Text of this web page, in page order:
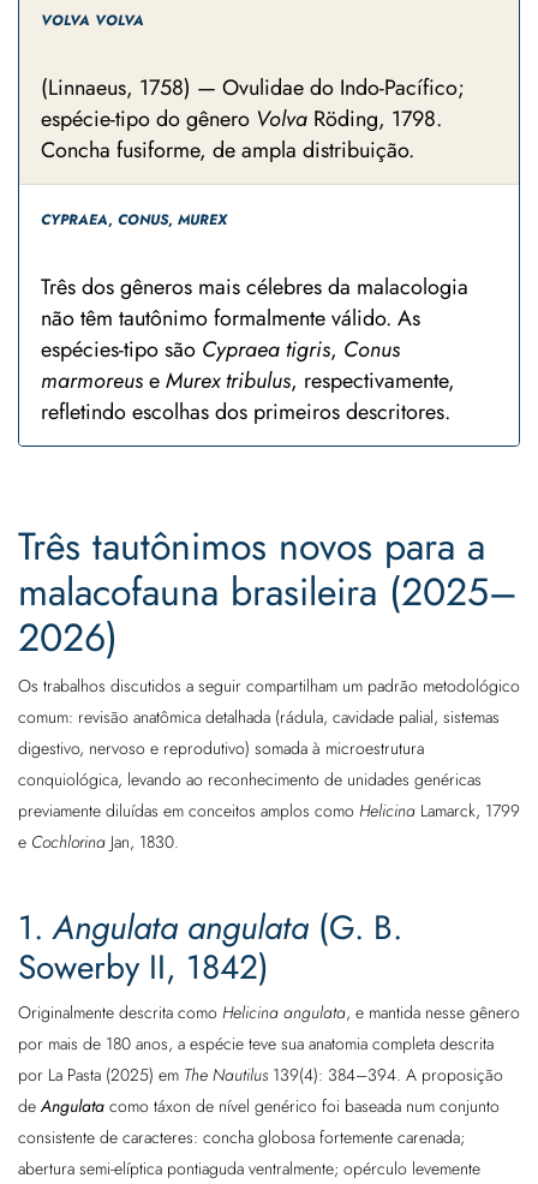
VOLVA VOLVA
(Linnaeus, 1758) — Ovulidae do Indo-Pacífico;
espécie-tipo do gênero Volva Röding, 1798.
Concha fusiforme, de ampla distribuição.
CYPRAEA, CONUS, MUREX
Três dos gêneros mais célebres da malacologia
não têm tautônimo formalmente válido. As
espécies-tipo são Cypraea tigris, Conus
marmoreuseMurex tribulus, respectivamente,
refletindo escolhas dos primeiros descritores.
Três tautônimos novos para a
malacofauna brasileira (2025–
2026)
Os trabalhos discutidos a seguir compartilham um padrão metodológico
comum: revisão anatômica detalhada (rádula, cavidade palial, sistemas
digestivo, nervoso e reprodutivo) somada à microestrutura
conquiológica, levando ao reconhecimento de unidades genéricas
previamente diluídas em conceitos amplos como Helicina Lamarck, 1799
e Cochlorina Jan, 1830.
1.Angulata angulata (G. B.
Sowerby II, 1842)
Originalmente descrita como Helicina angulata, e mantida nesse gênero
por mais de 180 anos, a espécie teve sua anatomia completa descrita
por La Pasta (2025) em The Nautilus139(4): 384–394. A proposição
deAngulata como táxon de nível genérico foi baseada num conjunto
consistente de caracteres: concha globosa fortemente carenada;
abertura semi-elíptica pontiaguda ventralmente; opérculo levemente